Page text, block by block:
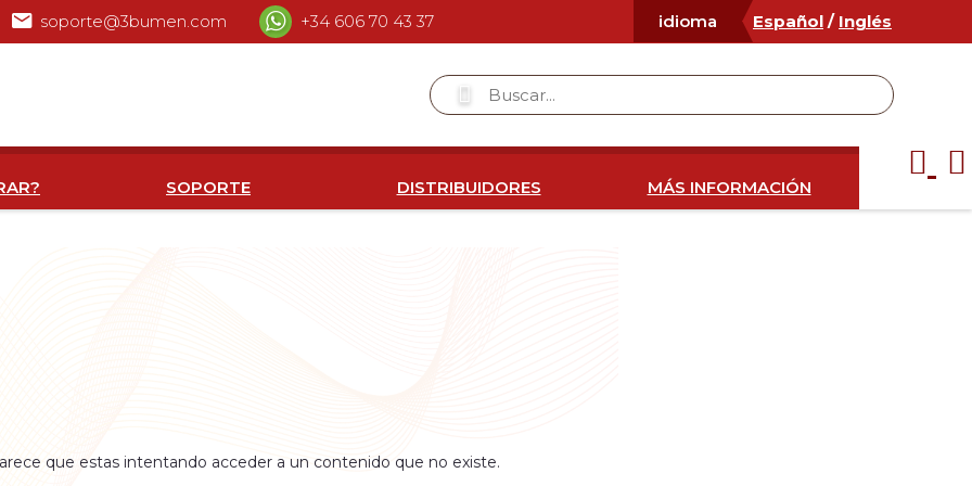
soporte@3bumen.com +34 606 70 43 37 idioma Español / Inglés
SOPORTE DISTRIBUIDORES MÁS INFORMACIÓN
que estas intentando acceder a un contenido que no existe.